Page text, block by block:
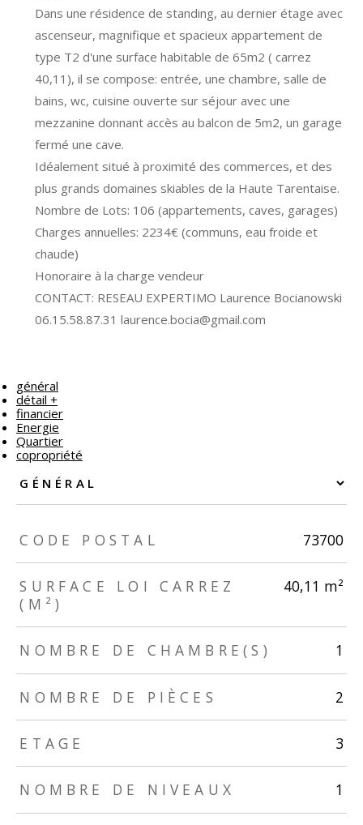
Dans une résidence de standing, au dernier étage avec
ascenseur, magnifique et spacieux appartement de
type T2 d'une surface habitable de 65m2 ( carrez
40,11), il se compose: entrée, une chambre, salle de
bains, wc, cuisine ouverte sur séjour avec une
mezzanine donnant accès au balcon de 5m2, un garage
fermé une cave.
Idéalement situé à proximité des commerces, et des
plus grands domaines skiables de la Haute Tarentaise.
Nombre de Lots: 106 (appartements, caves, garages)
Charges annuelles: 2234€ (communs, eau froide et
chaude)
Honoraire à la charge vendeur
CONTACT: RESEAU EXPERTIMO Laurence Bocianowski
06.15.58.87.31 laurence.bocia@gmail.com
général
détail +
financier
Energie
Quartier
copropriété
TRAD_ZEPHYR_Caracteristique TRAD_ZEPHYR_Valeurs
CODE POSTAL 73700
SURFACE LOI CARREZ
(M²)
40,11 m²
NOMBRE DE CHAMBRE(S) 1
NOMBRE DE PIÈCES 2
ETAGE 3
NOMBRE DE NIVEAUX 1